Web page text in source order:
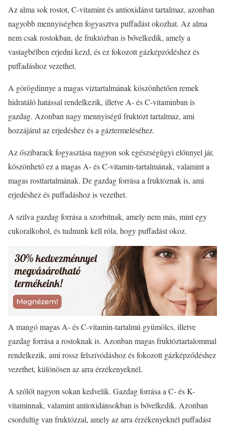
Az alma sok rostot, C-vitamint és antioxidánst tartalmaz, azonban
nagyobb mennyiségben fogyasztva puffadást okozhat. Az alma
nem csak rostokban, de fruktózban is bővelkedik, amely a
vastagbélben erjedni kezd, és ez fokozott gázképződéshez és
puffadáshoz vezethet.
A görögdinnye a magas víztartalmának köszönhetően remek
hidratáló hatással rendelkezik, illetve A- és C-vitaminban is
gazdag. Azonban nagy mennyiségű fruktózt tartalmaz, ami
hozzájárul az erjedéshez és a gáztermeléséhez.
Az őszibarack fogyasztása nagyon sok egészségügyi előnnyel jár,
köszönhető ez a magas A- és C-vitamin-tartalmának, valamint a
magas rosttartalmának. De gazdag forrása a fruktóznak is, ami
erjedéshez és puffadáshoz is vezethet.
A szilva gazdag forrása a szorbitnak, amely nem más, mint egy
cukoralkohol, és tudnunk kell róla, hogy puffadást okoz.
A mangó magas A- és C-vitamin-tartalmú gyümölcs, illetve
gazdag forrása a rostoknak is. Azonban magas fruktóztartalommal
rendelkezik, ami rossz felszívódáshoz és fokozott gázképződéshez
vezethet, különösen az arra érzékenyeknél.
A szőlőt nagyon sokan kedvelik. Gazdag forrása a C- és K-
vitaminnak, valamint antioxidánsokban is bővelkedik. Azonban
csordultig van fruktózzal, amely az arra érzékenyeknél puffadást